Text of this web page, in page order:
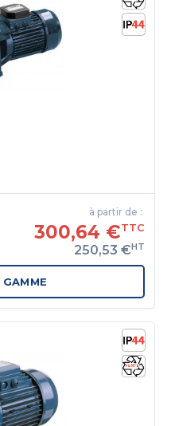
à partir de :
300,64 €TTC
250,53 €HT